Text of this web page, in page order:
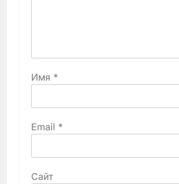
Имя *
Email *
Сайт